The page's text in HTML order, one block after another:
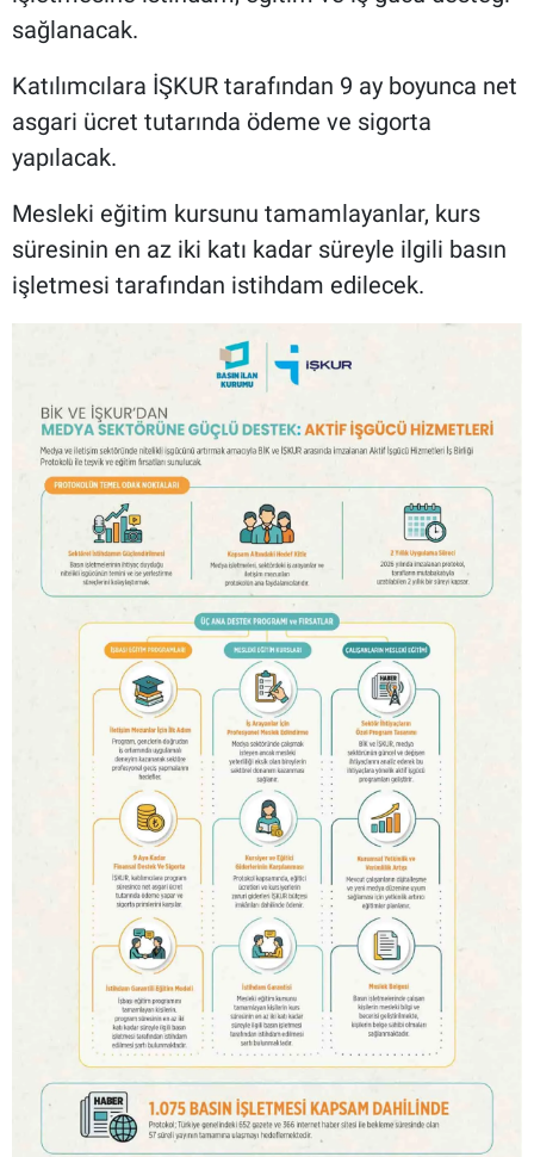
sağlanacak.
Katılımcılara İŞKUR tarafından 9 ay boyunca net
asgari ücret tutarında ödeme ve sigorta
yapılacak.
Mesleki eğitim kursunu tamamlayanlar, kurs
süresinin en az iki katı kadar süreyle ilgili basın
işletmesi tarafından istihdam edilecek.